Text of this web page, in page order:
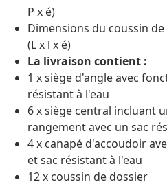
P x é)
Dimensions du coussin de
(L x l x é)
La livraison contient :
1 x siège d'angle avec
résistant à l'eau
6 x siège central incluant
rangement avec un sac
4 x canapé d'accoudoir
et sac résistant à l'eau
12 x coussin de dossier